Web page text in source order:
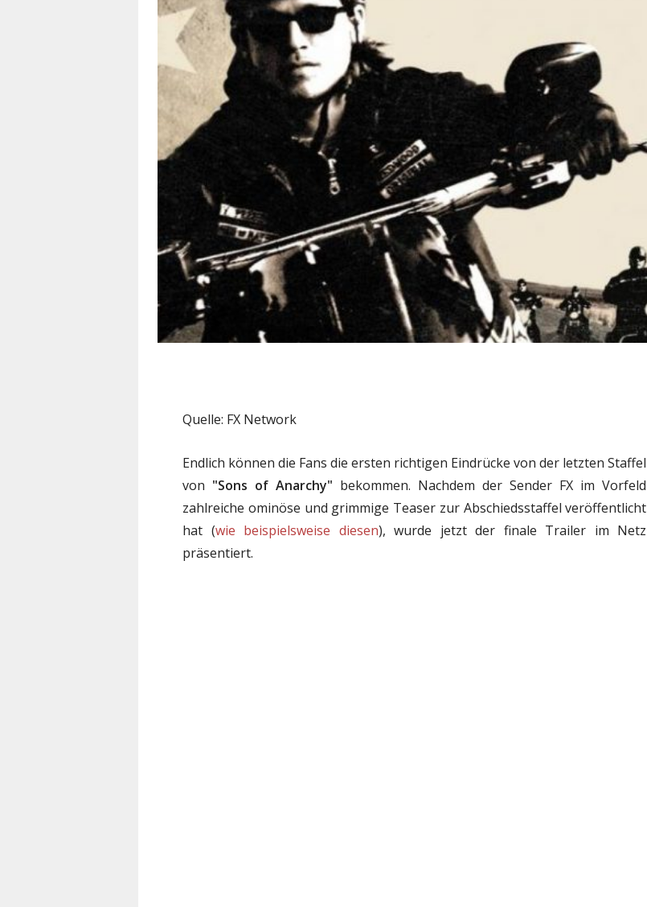
Quelle: FX Network
Endlich können die Fans die ersten richtigen Eindrücke von der letzten Staffel
von "Sons of Anarchy" bekommen. Nachdem der Sender FX im Vorfeld
zahlreiche ominöse und grimmige Teaser zur Abschiedsstaffel veröffentlicht
hat (wie beispielsweise diesen), wurde jetzt der finale Trailer im Netz
präsentiert.